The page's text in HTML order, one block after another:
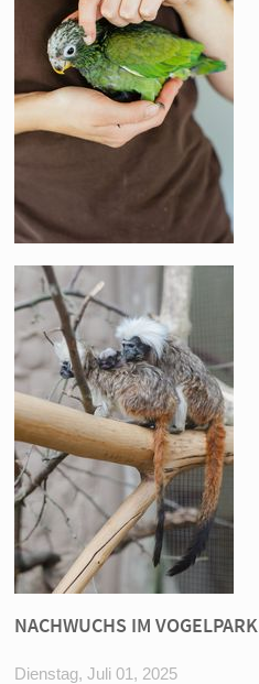
NACHWUCHS IM VOGELPARK
Dienstag, Juli 01, 2025